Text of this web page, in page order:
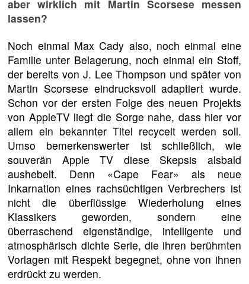
aber wirklich mit Martin Scorsese messen
lassen?
Noch einmal Max Cady also, noch einmal eine
Familie unter Belagerung, noch einmal ein Stoff,
der bereits von J. Lee Thompson und später von
Martin Scorsese eindrucksvoll adaptiert wurde.
Schon vor der ersten Folge des neuen Projekts
von AppleTV liegt die Sorge nahe, dass hier vor
allem ein bekannter Titel recycelt werden soll.
Umso bemerkenswerter ist schließlich, wie
souverän Apple TV diese Skepsis alsbald
aushebelt. Denn «Cape Fear» als neue
Inkarnation eines rachsüchtigen Verbrechers ist
nicht die überflüssige Wiederholung eines
Klassikers geworden, sondern eine
überraschend eigenständige, intelligente und
atmosphärisch dichte Serie, die ihren berühmten
Vorlagen mit Respekt begegnet, ohne von ihnen
erdrückt zu werden.